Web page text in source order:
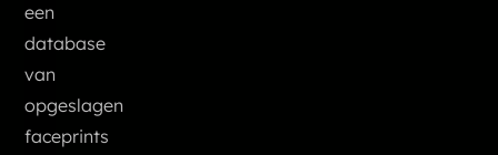
een
database
van
opgeslagen
faceprints